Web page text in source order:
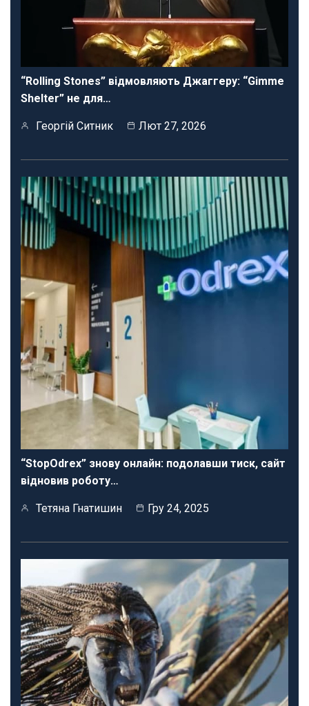
“Rolling Stones” відмовляють Джаггеру: “Gimme
Shelter” не для…
Георгій Ситник Лют 27, 2026
“StopOdrex” знову онлайн: подолавши тиск, сайт
відновив роботу…
Тетяна Гнатишин Гру 24, 2025